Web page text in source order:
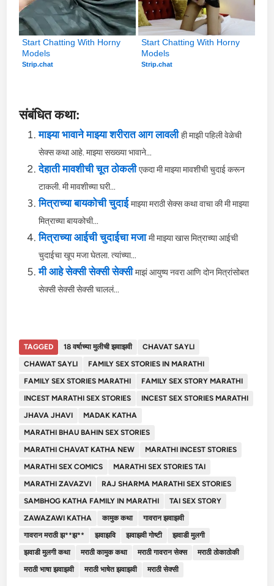
Start Chatting With Horny
Models
Strip.chat
Start Chatting With Horny
Models
Strip.chat
संबंधित कथा:
माझ्या भावाने माझ्या शरीरात आग लावली ही माझी पहिली वेळेची
सेक्स कथा आहे. माझ्या सख्ख्या भावाने...
देहाती मावशीची चूत ठोकली एकदा मी माझ्या मावशीची चुदाई करून
टाकली. मी मावशीच्या घरी...
मित्राच्या बायकोची चुदाई माझ्या मराठी सेक्स कथा वाचा की मी माझ्या
मित्राच्या बायकोची...
मित्राच्या आईची चुदाईचा मजा मी माझ्या खास मित्राच्या आईची
चुदाईचा खूप मजा घेतला. त्यांच्या...
मी आहे सेक्सी सेक्सी सेक्सी माझं आयुष्य नवरा आणि दोन मित्रांसोबत
सेक्सी सेक्सी सेक्सी चाललं...
TAGGED 18 वर्षाच्या मुलीची झवाझवी
CHAVAT SAYLI
CHAWAT SAYLI
FAMILY SEX STORIES IN MARATHI
FAMILY SEX STORIES MARATHI
FAMILY SEX STORY MARATHI
INCEST MARATHI SEX STORIES
INCEST SEX STORIES MARATHI
JHAVA JHAVI
MADAK KATHA
MARATHI BHAU BAHIN SEX STORIES
MARATHI CHAVAT KATHA NEW
MARATHI INCEST STORIES
MARATHI SEX COMICS
MARATHI SEX STORIES TAI
MARATHI ZAVAZVI
RAJ SHARMA MARATHI SEX STORIES
SAMBHOG KATHA FAMILY IN MARATHI
TAI SEX STORY
ZAWAZAWI KATHA
कामुक कथा
गावरान झवाझवी
गावरान मराठी झ**झ**
झवाझवि झवाझवी गोष्टी
झवाडी मुलगी
झवाडी मुलगी कथा
मराठी कामुक कथा मराठी गावरान सेक्स
मराठी ठोकाठोकी
मराठी भाषा झवाझवी
मराठी भाषेत झवाझवी मराठी सेक्सी